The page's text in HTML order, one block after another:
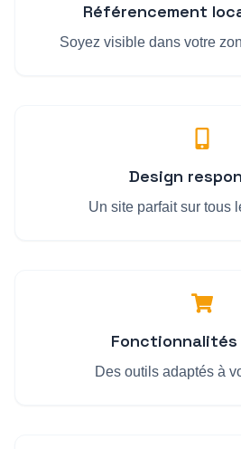
Référencement
Soyez visible dans votre
Design
Un site parfait sur tous
Fonctionnalités
Des outils adaptés à